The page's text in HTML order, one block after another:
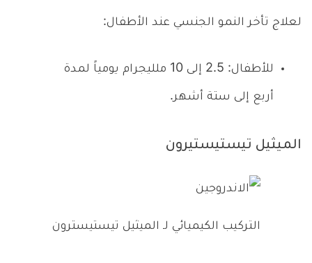
لعلاج تأخر النمو الجنسي عند الأطفال:
للأطفال: 2.5 إلى 10 ملليجرام يومياً لمدة
أربع إلى ستة أشهر.
الميثيل تيستيستيرون
التركيب الكيميائي لـ الميثيل تيستيسترون